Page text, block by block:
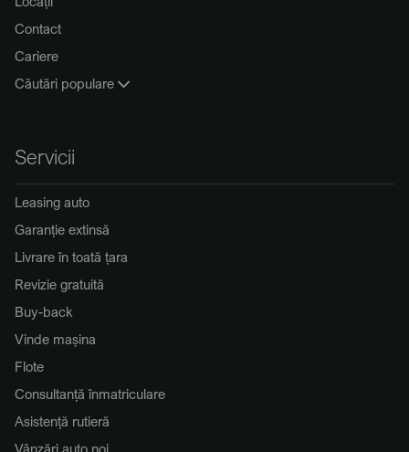
Contact
Cariere
Căutări populare
Servicii
Leasing auto
Garanție extinsă
Livrare în toată țara
Revizie gratuită
Buy-back
Vinde mașina
Flote
Consultanță înmatriculare
Asistență rutieră
Vânzări auto noi